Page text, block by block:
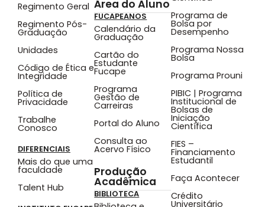
Regimento Geral
Regimento Pós-
Graduação
Unidades
Código de Ética e
Integridade
Política de
Privacidade
Trabalhe
Conosco
DIFERENCIAIS
Mais do que uma
faculdade
Talent Hub
Área do Aluno
FUCAPEANOS
Calendário da
Graduação
Cartão do
Estudante
Fucape
Programa
Gestão de
Carreiras
Portal do Aluno
Consulta ao
Acervo Físico
Produção
Acadêmica
BIBLIOTECA
Programa de
Bolsa por
Desempenho
Programa Nossa
Bolsa
Programa Prouni
PIBIC | Programa
Institucional de
Bolsas de
Iniciação
Científica
FIES –
Financiamento
Estudantil
Faça Acontecer
Crédito
Universitário